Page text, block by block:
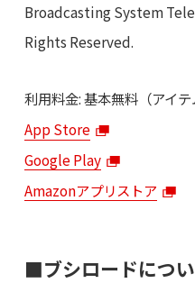
Broadcasting System
Rights Reserved.
利用料金: 基本無料（アイテ
App Store
Google Play
Amazonアプリストア
■ブシロードにつ